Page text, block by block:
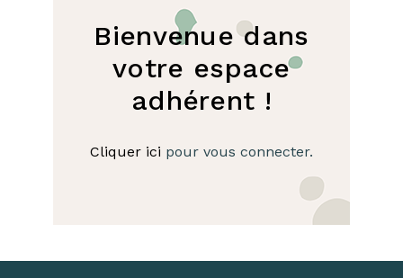
Bienvenue dans
votre espace
adhérent !
Cliquer ici pour vous connecter.